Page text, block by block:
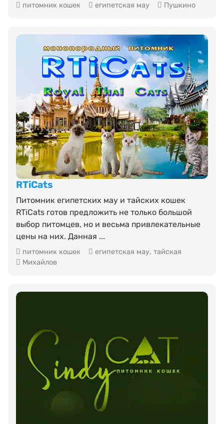
питомник кошек египетская мау Пушкино
RTiCats
Питомник египетских мау и тайских кошек
RTiCats готов предложить не только большой
выбор питомцев, но и весьма привлекательные
цены на них. Данная ...
питомник кошек египетская мау, тайская
Михайлов